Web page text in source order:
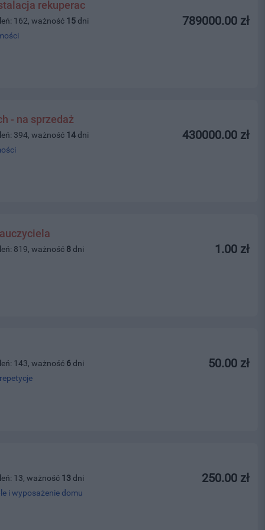
rekuperac
789000.00 zł
162, ważność 15 dni
- na sprzedaż
430000.00 zł
394, ważność 14 dni
1.00 zł
819, ważność 8 dni
50.00 zł
143, ważność 6 dni
250.00 zł
13, ważność 13 dni
i wyposażenie domu